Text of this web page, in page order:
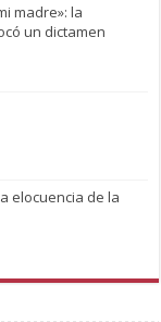
madre»: la
un dictamen
elocuencia de la